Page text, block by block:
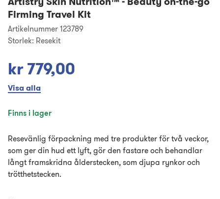
Firming Travel Kit
Artikelnummer 123789
Storlek: Resekit
kr 779,00
Visa alla
Finns i lager
Resevänlig förpackning med tre produkter för två veckor,
som ger din hud ett lyft, gör den fastare och behandlar
långt framskridna ålderstecken, som djupa rynkor och
trötthetstecken.